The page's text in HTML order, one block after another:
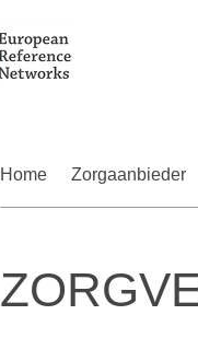
Zorgaanbieder
Home